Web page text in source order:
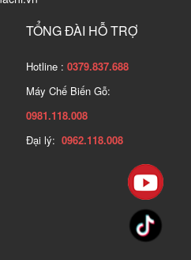
TỔNG ĐÀI HỖ TRỢ
Hotline : 0379.837.688
Máy Chế Biến Gỗ:
0981.118.008
Đại lý: 0962.118.008